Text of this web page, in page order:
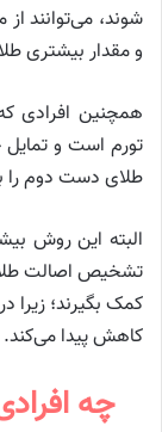
شوند، می‌توانند
و مقدار بیشتری
همچنین افرادی
تورم است و تمایل
طلای دست دوم را
البته این روش
تشخیص اصالت طلا
کمک بگیرند؛ زیرا
کاهش پیدا می‌کند.
چه